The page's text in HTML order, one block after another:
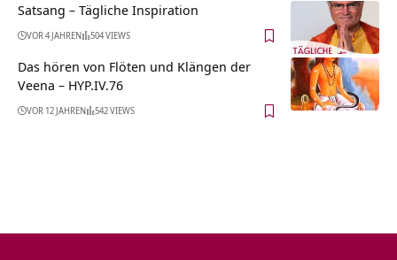
Satsang – Tägliche Inspiration
VOR 4 JAHREN 504 VIEWS
Das hören von Flöten und Klängen der
Veena – HYP.IV.76
VOR 12 JAHREN 542 VIEWS